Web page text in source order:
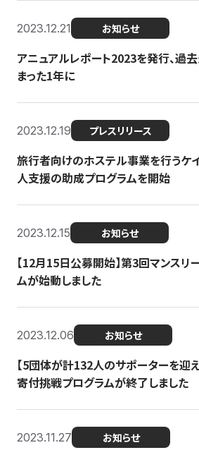
2023.12.21 お知らせ
アニュアルレポート2023を発行、過
まった1年に
2023.12.19 プレスリリース
旅行者向けのホステル事業を行うケ
人支援の助成プログラムを開始
2023.12.15 お知らせ
【12月15日公募開始】第3回マンスリ
ムが始動しました
2023.12.06 お知らせ
【5団体が計132人のサポーターを迎
寄付挑戦プログラムが終了しました
2023.11.27 お知らせ